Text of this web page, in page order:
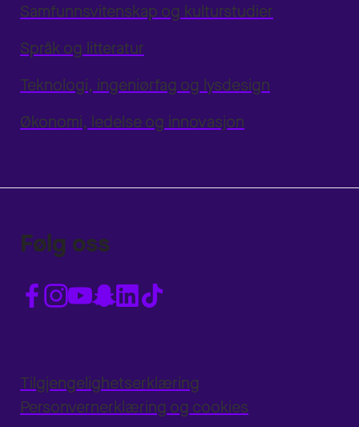
Samfunnsvitenskap og kulturstudier
Språk og litteratur
Teknologi, ingeniørfag og lysdesign
Økonomi, ledelse og innovasjon
Følg oss
Tilgjengelighetserklæring
Personvernerklæring og cookies